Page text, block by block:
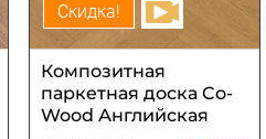
Скидка!
Композитная
паркетная доска Co-
Wood Английская